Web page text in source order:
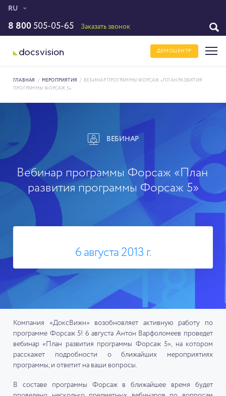
RU
8 800 505-05-65 Заказать звонок
ДЕМОЦЕНТР
ГЛАВНАЯ / МЕРОПРИЯТИЯ /
ВЕБИНАР ПРОГРАММЫ ФОРСАЖ «ПЛАН РАЗВИТИЯ
ПРОГРАММЫ ФОРСАЖ 5»
ВЕБИНАР
Вебинар программы Форсаж «План
развития программы Форсаж 5»
6 августа 2013 г.
Компания «ДоксВижн» возобновляет активную работу по
программе Форсаж 5! 6 августа Антон Варфоломеев проведет
вебинар «План развития программы Форсаж 5», на котором
расскажет подробности о ближайших мероприятиях
программы, и ответит на ваши вопросы.
В составе программы Форсаж в ближайшее время будет